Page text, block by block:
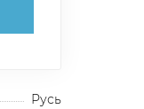
Русь